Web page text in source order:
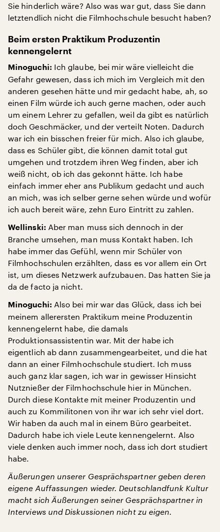
Sie hinderlich wäre? Also was war gut, dass Sie dann
letztendlich nicht die Filmhochschule besucht haben?
Beim ersten Praktikum Produzentin
kennengelernt
Minoguchi: Ich glaube, bei mir wäre vielleicht die
Gefahr gewesen, dass ich mich im Vergleich mit den
anderen gesehen hätte und mir gedacht habe, ah, so
einen Film würde ich auch gerne machen, oder auch
um einem Lehrer zu gefallen, weil da gibt es natürlich
doch Geschmäcker, und der verteilt Noten. Dadurch
war ich ein bisschen freier für mich. Also ich glaube,
dass es Schüler gibt, die können damit total gut
umgehen und trotzdem ihren Weg finden, aber ich
weiß nicht, ob ich das gekonnt hätte. Ich habe
einfach immer eher ans Publikum gedacht und auch
an mich, was ich selber gerne sehen würde und wofür
ich auch bereit wäre, zehn Euro Eintritt zu zahlen.
Wellinski: Aber man muss sich dennoch in der
Branche umsehen, man muss Kontakt haben. Ich
habe immer das Gefühl, wenn mir Schüler von
Filmhochschulen erzählten, dass es vor allem ein Ort
ist, um dieses Netzwerk aufzubauen. Das hatten Sie ja
da de facto ja nicht.
Minoguchi: Also bei mir war das Glück, dass ich bei
meinem allerersten Praktikum meine Produzentin
kennengelernt habe, die damals
Produktionsassistentin war. Mit der habe ich
eigentlich ab dann zusammengearbeitet, und die hat
dann an einer Filmhochschule studiert. Ich muss
auch ganz klar sagen, ich war in gewisser Hinsicht
Nutznießer der Filmhochschule hier in München.
Durch diese Kontakte mit meiner Produzentin und
auch zu Kommilitonen von ihr war ich sehr viel dort.
Wir haben da auch mal in einem Büro gearbeitet.
Dadurch habe ich viele Leute kennengelernt. Also
viele denken auch immer noch, dass ich dort studiert
habe.
Äußerungen unserer Gesprächspartner geben deren
eigene Auffassungen wieder. Deutschlandfunk Kultur
macht sich Äußerungen seiner Gesprächspartner in
Interviews und Diskussionen nicht zu eigen.